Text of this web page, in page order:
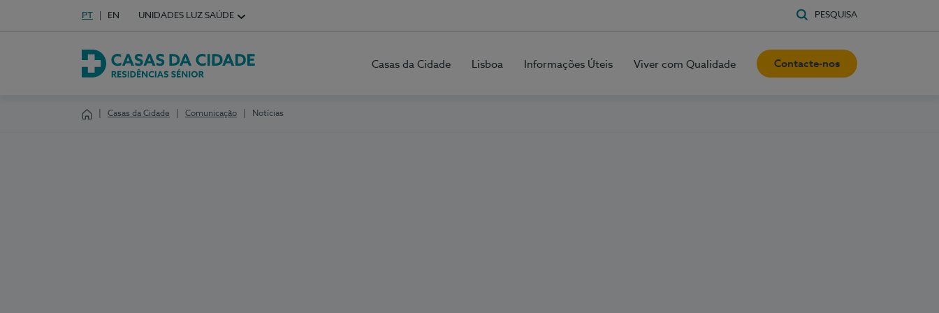
Escolha o seu idioma
Idioma em Português
PT English Language
EN UNIDADES LUZ SAÚDE PESQUISA
Casas da Cidade
Casas da Cidade Lisboa Informações Úteis Viver com Qualidade Contacte-nos
Casas da Cidade Comunicação Notícias